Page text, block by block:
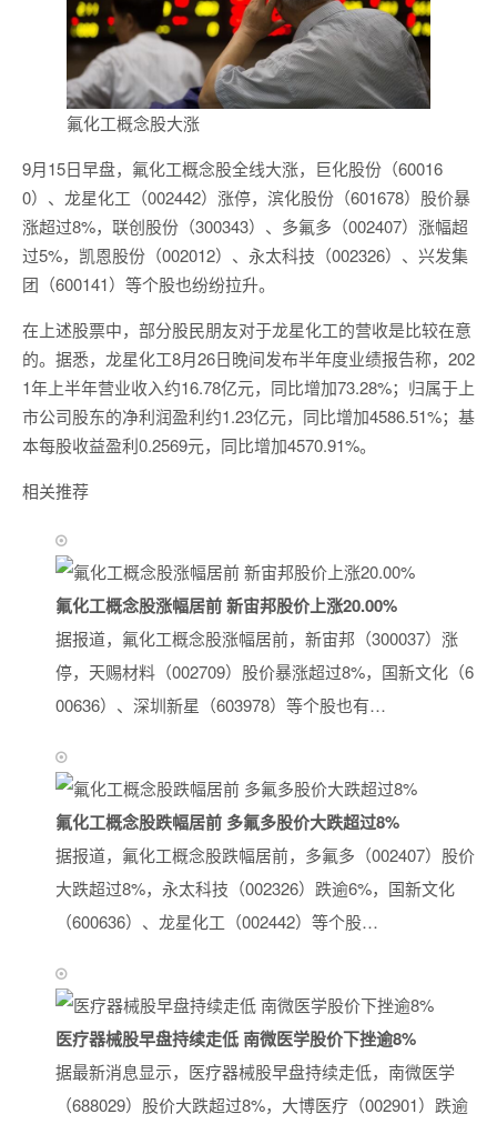
氟化工概念股大涨
9月15日早盘，氟化工概念股全线大涨，巨化股份（60016
0）、龙星化工（002442）涨停，滨化股份（601678）股价暴
涨超过8%，联创股份（300343）、多氟多（002407）涨幅超
过5%，凯恩股份（002012）、永太科技（002326）、兴发集
团（600141）等个股也纷纷拉升。
在上述股票中，部分股民朋友对于龙星化工的营收是比较在意
的。据悉，龙星化工8月26日晚间发布半年度业绩报告称，202
1年上半年营业收入约16.78亿元，同比增加73.28%；归属于上
市公司股东的净利润盈利约1.23亿元，同比增加4586.51%；基
本每股收益盈利0.2569元，同比增加4570.91%。
相关推荐
氟化工概念股涨幅居前 新宙邦股价上涨20.00%
据报道，氟化工概念股涨幅居前，新宙邦（300037）涨
停，天赐材料（002709）股价暴涨超过8%，国新文化（6
00636）、深圳新星（603978）等个股也有…
氟化工概念股跌幅居前 多氟多股价大跌超过8%
据报道，氟化工概念股跌幅居前，多氟多（002407）股价
大跌超过8%，永太科技（002326）跌逾6%，国新文化
（600636）、龙星化工（002442）等个股…
医疗器械股早盘持续走低 南微医学股价下挫逾8%
据最新消息显示，医疗器械股早盘持续走低，南微医学
（688029）股价大跌超过8%，大博医疗（002901）跌逾